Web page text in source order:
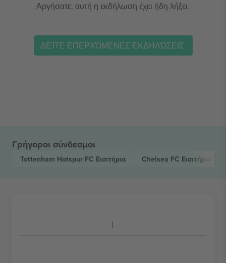
Αργήσατε, αυτή η εκδήλωση έχει ήδη λήξει.
ΔΕΊΤΕ ΕΠΕΡΧΌΜΕΝΕΣ ΕΚΔΗΛΏΣΕΙΣ.
Γρήγοροι σύνδεσμοι
Tottenham Hotspur FC Εισιτήρια Chelsea FC Εισιτήρια